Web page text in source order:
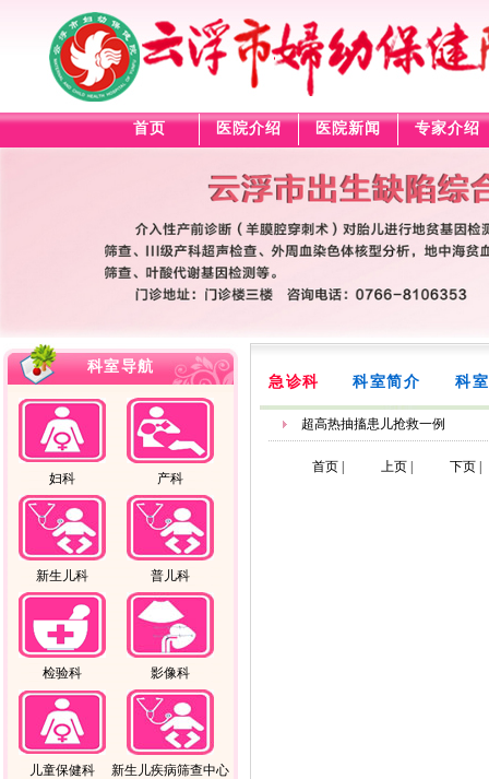
首页 医院介绍 医院新闻 专家介绍
科室导航
妇科 产科
新生儿科 普儿科
检验科 影像科
儿童保健科 新生儿疾病筛查中心
急诊科 科室简介 科
超高热抽搐患儿抢救一例
首页 | 上页 | 下页 |